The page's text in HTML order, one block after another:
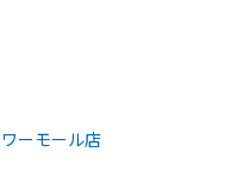
ーモール店